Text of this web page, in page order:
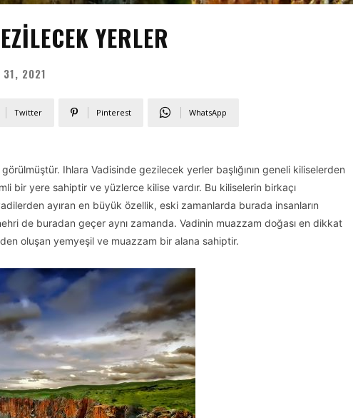
YERLER
31, 2021
Twitter Pinterest WhatsApp
Ihlara Vadisinde gezilecek yerler başlığının geneli kiliselerden
bir yere sahiptir ve yüzlerce kilise vardır. Bu kiliselerin birkaçı
ayıran en büyük özellik, eski zamanlarda burada insanların
de buradan geçer aynı zamanda. Vadinin muazzam doğası en dikkat
oluşan yemyeşil ve muazzam bir alana sahiptir.